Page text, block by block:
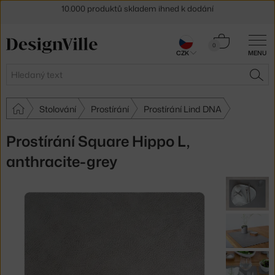
MENU
Hledat
0
Košík
Stolování Prostírání Prostírání Lind DNA
Prostírání Square Hippo L,
anthracite-grey
30 dní na vrácení zboží
CZK